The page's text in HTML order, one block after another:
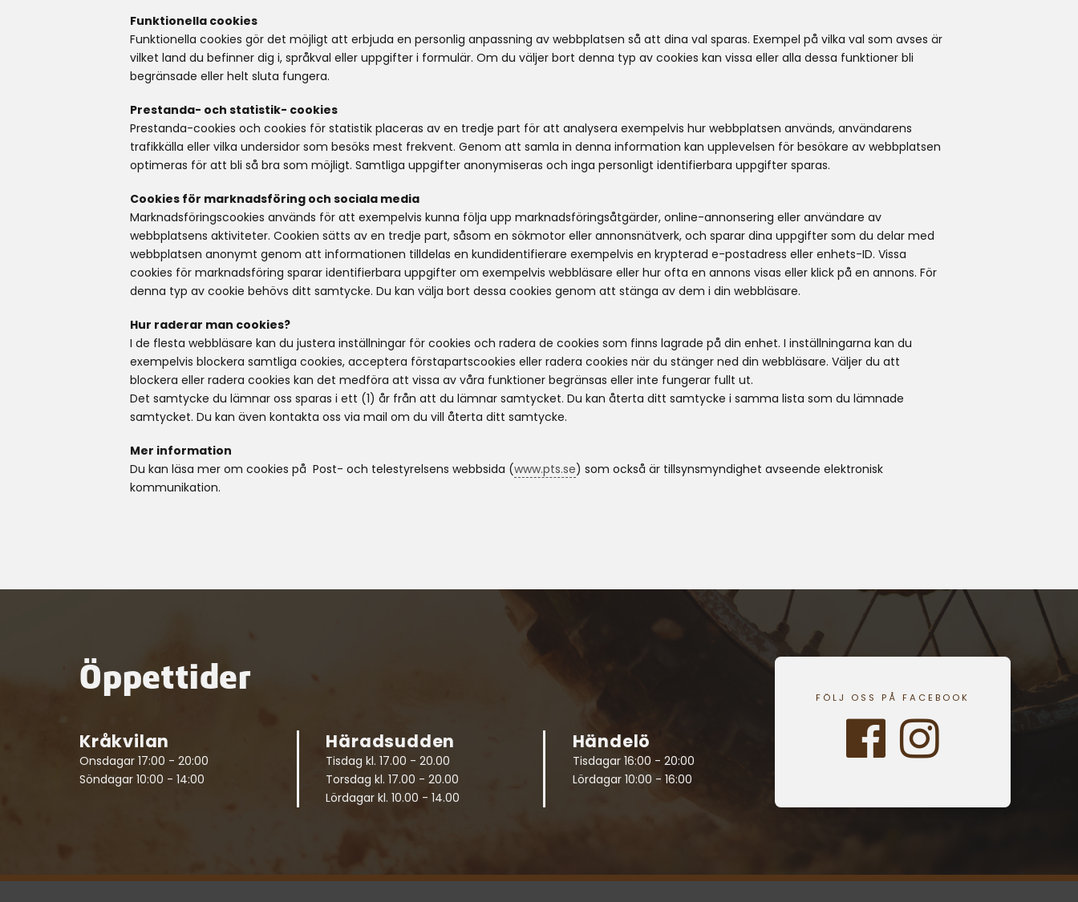
Funktionella cookies
Funktionella cookies gör det möjligt att erbjuda en personlig anpassning av webbplatsen så att dina val sparas. Exempel på vilka val som avses är
vilket land du befinner dig i, språkval eller uppgifter i formulär. Om du väljer bort denna typ av cookies kan vissa eller alla dessa funktioner bli
begränsade eller helt sluta fungera.
Prestanda- och statistik- cookies
Prestanda-cookies och cookies för statistik placeras av en tredje part för att analysera exempelvis hur webbplatsen används, användarens
trafikkälla eller vilka undersidor som besöks mest frekvent. Genom att samla in denna information kan upplevelsen för besökare av webbplatsen
optimeras för att bli så bra som möjligt. Samtliga uppgifter anonymiseras och inga personligt identifierbara uppgifter sparas.
Cookies för marknadsföring och sociala media
Marknadsföringscookies används för att exempelvis kunna följa upp marknadsföringsåtgärder, online-annonsering eller användare av
webbplatsens aktiviteter. Cookien sätts av en tredje part, såsom en sökmotor eller annonsnätverk, och sparar dina uppgifter som du delar med
webbplatsen anonymt genom att informationen tilldelas en kundidentifierare exempelvis en krypterad e-postadress eller enhets-ID. Vissa
cookies för marknadsföring sparar identifierbara uppgifter om exempelvis webbläsare eller hur ofta en annons visas eller klick på en annons. För
denna typ av cookie behövs ditt samtycke. Du kan välja bort dessa cookies genom att stänga av dem i din webbläsare.
Hur raderar man cookies?
I de flesta webbläsare kan du justera inställningar för cookies och radera de cookies som finns lagrade på din enhet. I inställningarna kan du
exempelvis blockera samtliga cookies, acceptera förstapartscookies eller radera cookies när du stänger ned din webbläsare. Väljer du att
blockera eller radera cookies kan det medföra att vissa av våra funktioner begränsas eller inte fungerar fullt ut.
Det samtycke du lämnar oss sparas i ett (1) år från att du lämnar samtycket. Du kan återta ditt samtycke i samma lista som du lämnade
samtycket. Du kan även kontakta oss via mail om du vill återta ditt samtycke.
Mer information
Du kan läsa mer om cookies på Post- och telestyrelsens webbsida (www.pts.se) som också är tillsynsmyndighet avseende elektronisk
kommunikation.
Öppettider
Kråkvilan
Onsdagar 17:00 - 20:00
Söndagar 10:00 - 14:00
Häradsudden
Tisdag kl. 17.00 - 20.00
Torsdag kl. 17.00 - 20.00
Lördagar kl. 10.00 - 14.00
Händelö
Tisdagar 16:00 - 20:00
Lördagar 10:00 - 16:00
FÖLJ OSS PÅ FACEBOOK